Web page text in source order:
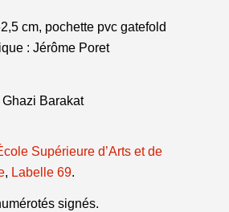
cm, pochette pvc gatefold
: Jérôme Poret
Barakat
Supérieure d’Arts et de
, Labelle 69.
signés.